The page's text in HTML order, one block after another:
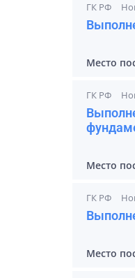
ГК РФ
Место
ГК РФ
Место
ГК РФ
Место